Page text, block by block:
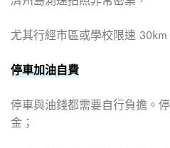
尤其行經市區或學校限速
停車加油自費
停車與油錢都需要自行負擔。
金；